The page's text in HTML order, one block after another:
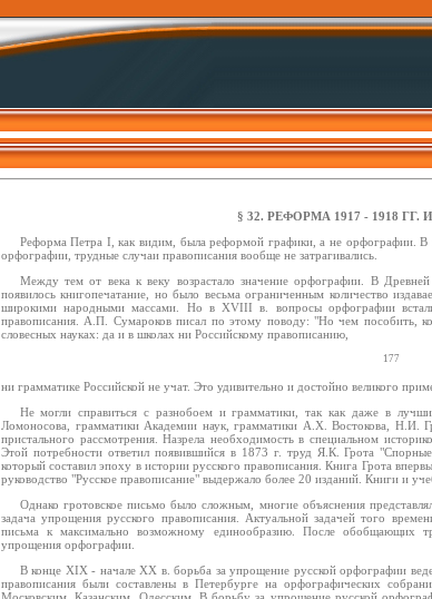
§ 32. РЕФОРМА 1917 - 1918
Реформа Петра I, как видим, была реформой графики, а не орфографии. В
орфографии, трудные случаи правописания вообще не затрагивались.
Между тем от века к веку возрастало значение орфографии. В
появилось книгопечатание, но было весьма ограниченным количество
широкими народными массами. Но в XVIII в. вопросы орфографии
правописания. А.П. Сумароков писал по этому поводу: "Но чем пособить,
словесных науках: да и в школах ни Российскому правописанию,
177
ни грамматике Российской не учат. Это удивительно и достойно великого
Не могли справиться с разнобоем и грамматики, так как даже в
Ломоносова, грамматики Академии наук, грамматики А.Х. Востокова, Н.И.
пристального рассмотрения. Назрела необходимость в специальном
Этой потребности ответил появившийся в 1873 г. труд Я.К. Грота
который составил эпоху в истории русского правописания. Книга Грота
руководство "Русское правописание" выдержало более 20 изданий. Книги и
Однако гротовское письмо было сложным, многие объяснения
задача упрощения русского правописания. Актуальной задачей того
письма к максимально возможному единообразию. После обобщающих
упрощения орфографии.
В конце XIX - начале XX в. борьба за упрощение русской орфографии
правописания были составлены в Петербурге на орфографических